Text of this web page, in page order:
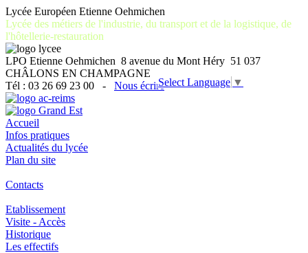
Select Language ▼
Lycée Européen Etienne Oehmichen
Lycée des métiers de l'industrie, du transport et de la logistique, de
l'hôtellerie-restauration
LPO Etienne Oehmichen 8 avenue du Mont Héry 51 037
CHÂLONS EN CHAMPAGNE
Tél : 03 26 69 23 00 - Nous écrire
Accueil
Infos pratiques
Actualités du lycée
Plan du site
Contacts
Etablissement
Visite - Accès
Historique
Les effectifs